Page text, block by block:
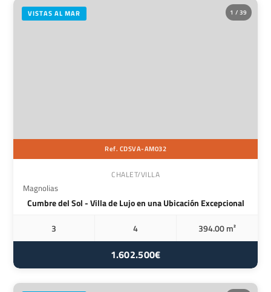
1 / 39
VISTAS AL MAR
Ref. CDSVA-AM032
CHALET/VILLA
Magnolias
Cumbre del Sol - Villa de Lujo en una Ubicación Excepcional
3
4 394.00 m²
1.602.500€